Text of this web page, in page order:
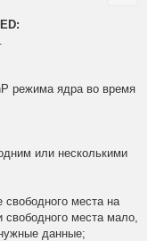
режима ядра во время
или несколькими
свободного места на
свободного места мало,
данные;